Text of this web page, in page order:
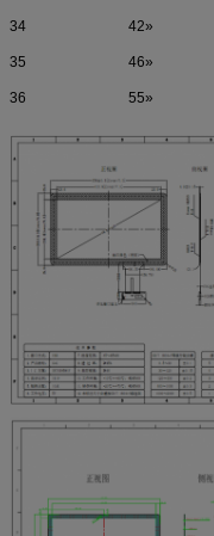
34 42»
35 46»
36 55»